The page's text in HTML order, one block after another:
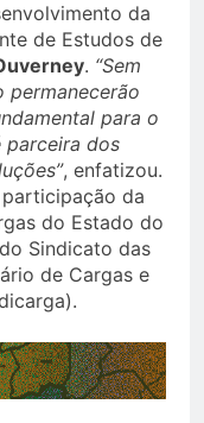
da
de Estudos de
. “Sem
permanecerão
para o
parceira dos
, enfatizou.
da
do Estado do
Sindicato das
de Cargas e